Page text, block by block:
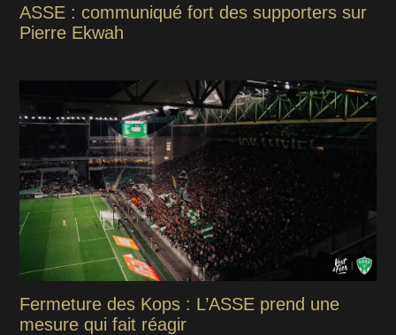
ASSE : communiqué fort des supporters sur
Pierre Ekwah
Fermeture des Kops : L’ASSE prend une
mesure qui fait réagir